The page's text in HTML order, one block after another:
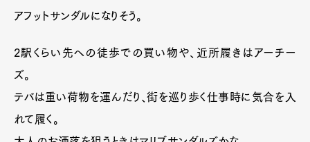
アフットサンダルになりそう。
2駅くらい先への徒歩での買い物や、近所履きはアーチー
ズ。
テバは重い荷物を運んだり、街を巡り歩く仕事時に気合を入
れて履く。